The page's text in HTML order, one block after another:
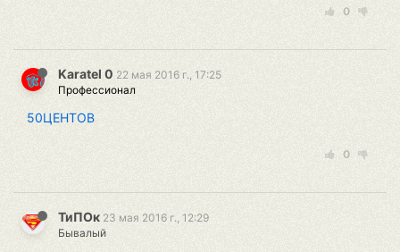
0
Karatel 0 22 мая 2016 г., 17:25
Профессионал
50ЦЕНТОВ
0
ТиПОк 23 мая 2016 г., 12:29
Бывалый